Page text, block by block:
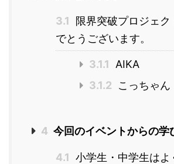
3.1
限界突破プロジェク
でとうございます。
3.1.1
AIKA
3.1.2
こっちゃん
4 今回のイベントからの学
4.1 小学生・中学生はよ